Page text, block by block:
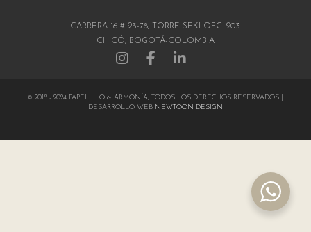
CARRERA 16 # 93-78, TORRE SEKI OFC. 903
CHICÓ, BOGOTÁ-COLOMBIA
© 2018 - 2024 PAPELILLO & ARMONÍA, TODOS LOS DERECHOS RESERVADOS |
DESARROLLO WEB NEWTOON DESIGN